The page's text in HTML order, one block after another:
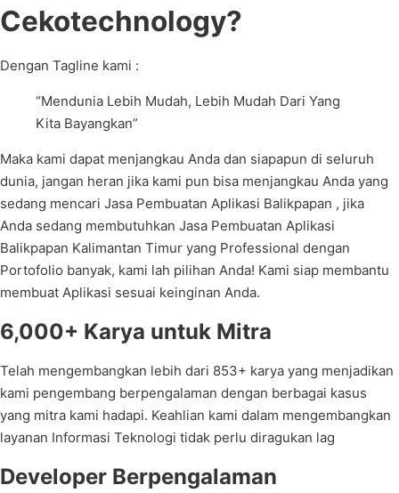
Cekotechnology?
Dengan Tagline kami :
“Mendunia Lebih Mudah, Lebih Mudah Dari Yang
Kita Bayangkan”
Maka kami dapat menjangkau Anda dan siapapun di seluruh
dunia, jangan heran jika kami pun bisa menjangkau Anda yang
sedang mencari Jasa Pembuatan Aplikasi Balikpapan , jika
Anda sedang membutuhkan Jasa Pembuatan Aplikasi
Balikpapan Kalimantan Timur yang Professional dengan
Portofolio banyak, kami lah pilihan Anda! Kami siap membantu
membuat Aplikasi sesuai keinginan Anda.
6,000+ Karya untuk Mitra
Telah mengembangkan lebih dari 853+ karya yang menjadikan
kami pengembang berpengalaman dengan berbagai kasus
yang mitra kami hadapi. Keahlian kami dalam mengembangkan
layanan Informasi Teknologi tidak perlu diragukan lag
Developer Berpengalaman